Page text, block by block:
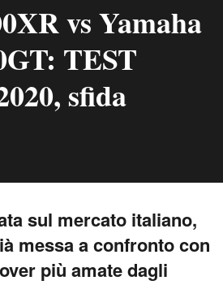
vs Yamaha
TEST
sfida
sul mercato italiano,
messa a confronto con
più amate dagli